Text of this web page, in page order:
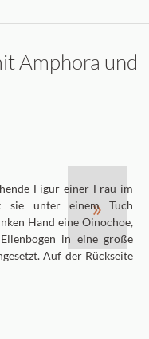
»
Amphora und
Figur einer Frau im
sie unter einem Tuch
Hand eine Oinochoe,
in eine große
Auf der Rückseite